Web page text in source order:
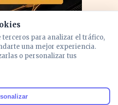
terceros para analizar el tráfico,
una mejor experiencia.
o personalizar tus